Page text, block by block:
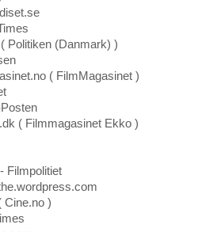
Politiken (Danmark) )
( FilmMagasinet )
( Filmmagasinet Ekko )
Filmpolitiet
Cine.no )